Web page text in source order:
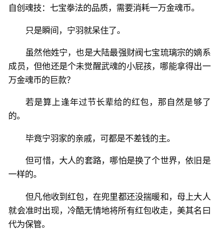
自创魂技：七宝拳法的品质，需要消耗一万金魂币。
只是瞬间，宁羽就呆住了。
虽然他姓宁，也是大陆最强财阀七宝琉璃宗的嫡系
成员，但他还是个未觉醒武魂的小屁孩，哪能拿得出一
万金魂币的巨款？
若是算上逢年过节长辈给的红包，那自然是够了
的。
毕竟宁羽家的亲戚，可都是不差钱的主。
但可惜，大人的套路，哪怕是换了个世界，依旧是
一样的。
但凡他收到红包，在兜里都还没揣暖和，母上大人
就会准时出现，冷酷无情地将所有红包收走，美其名曰
代为保管。